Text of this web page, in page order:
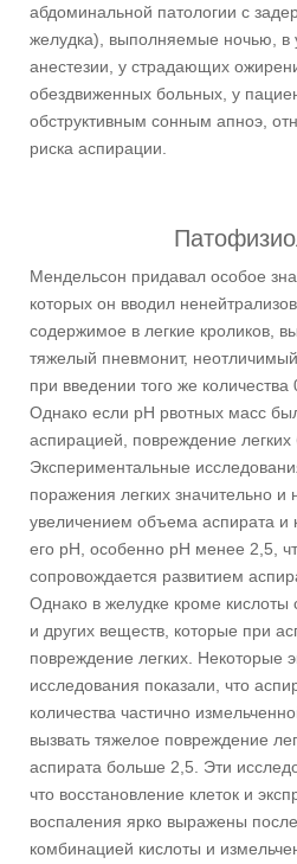
абдоминальной патологии с
желудка), выполняемые ночью, в
анестезии, у страдающих
обездвиженных больных, у
обструктивным сонным апноэ,
риска аспирации.
Мендельсон придавал особое
которых он вводил
содержимое в легкие кроликов,
тяжелый пневмонит, неотличимый
при введении того же количества
Однако если pH рвотных масс
аспирацией, повреждение
Экспериментальные
поражения легких значительно и
увеличением объема аспирата
его pH, особенно pH менее 2,5,
сопровождается развитием
Однако в желудке кроме кислоты
и других веществ, которые при
повреждение легких. Некоторые
исследования показали, что
количества частично
вызвать тяжелое повреждение
аспирата больше 2,5. Эти
что восстановление клеток и
воспаления ярко выражены
комбинацией кислоты и